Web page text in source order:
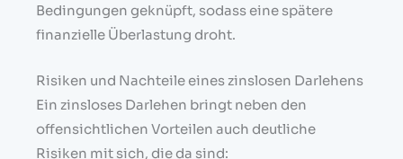
Bedingungen geknüpft, sodass eine spätere
finanzielle Überlastung droht.
Risiken und Nachteile eines zinslosen Darlehens
Ein zinsloses Darlehen bringt neben den
offensichtlichen Vorteilen auch deutliche
Risiken mit sich, die da sind: